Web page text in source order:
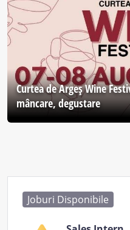
Curtea de Argeş Wine
mâncare, degustare
Joburi Disponibile